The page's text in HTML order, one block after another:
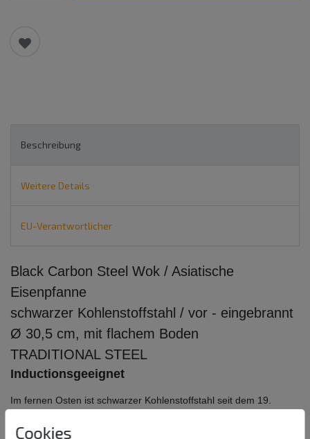
Beschreibung
Weitere Details
EU-Verantwortlicher
Black Carbon Steel Wok / Asiatische
Eisenpfanne
schwarzer Kohlenstoffstahl / vor - eingebrannt
Ø 30,5 cm, mit flachem Boden
TRADITIONAL STEEL
Inductionsgeeignet
Im fernen Osten ist schwarzer Kohlenstoffstahl seit dem 19.
Gebrauch erwirbt die Pfanne natürliche Antihaft-Eigenschaften.
Cookies